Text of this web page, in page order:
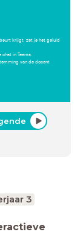
krijgt, zet je het geluid
in Teams.
van de docent
3